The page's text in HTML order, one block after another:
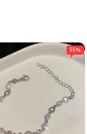
55%